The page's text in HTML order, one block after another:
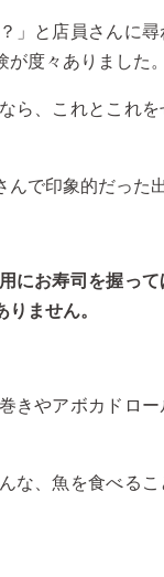
」と店員さんに
度々ありました。
ら、これとこれ
で印象的だった
にお寿司を握っ
ません。
きやアボカドロ
な、魚を食べるこ